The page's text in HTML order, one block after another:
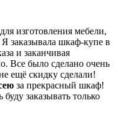
изготовления мебели,
заказывала шкаф-купе в
и заканчивая
Все было сделано очень
ещё скидку сделали!
за прекрасный шкаф!
заказывать только